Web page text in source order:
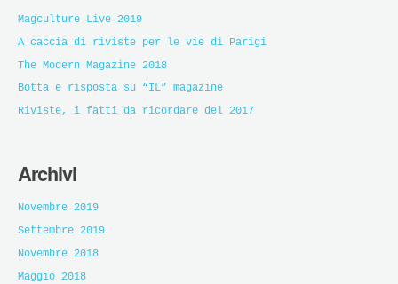
Magculture Live 2019
A caccia di riviste per le vie di Parigi
The Modern Magazine 2018
Botta e risposta su “IL” magazine
Riviste, i fatti da ricordare del 2017
Archivi
Novembre 2019
Settembre 2019
Novembre 2018
Maggio 2018